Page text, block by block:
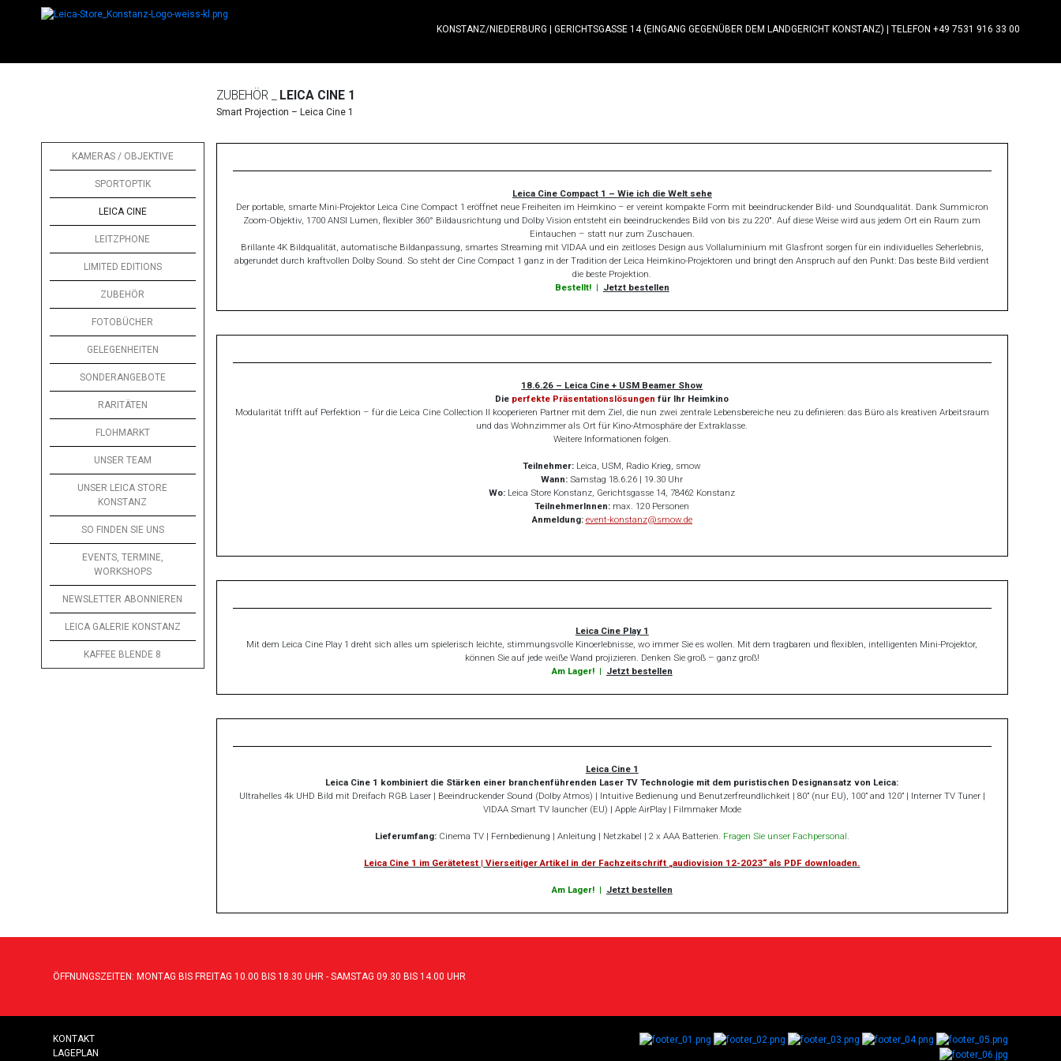
KONSTANZ/NIEDERBURG GERICHTSGASSE 14 (EINGANG GEGENÜBER DEM LANDGERICHT KONSTANZ) TELEFON +49 7531 916 33 00
KAMERAS / OBJEKTIVE
SPORTOPTIK
LEICA CINE
LEITZPHONE
LIMITED EDITIONS
ZUBEHÖR
FOTOBÜCHER
GELEGENHEITEN
SONDERANGEBOTE
RARITÄTEN
FLOHMARKT
UNSER TEAM
UNSER LEICA STORE
KONSTANZ
SO FINDEN SIE UNS
EVENTS, TERMINE,
WORKSHOPS
NEWSLETTER ABONNIEREN
LEICA GALERIE KONSTANZ
KAFFEE BLENDE 8
ZUBEHÖR _ LEICA CINE 1
Smart Projection – Leica Cine 1
Leica Cine Compact 1 – Wie ich die Welt sehe
Der portable, smarte Mini-Projektor Leica Cine Compact 1 eröffnet neue Freiheiten im Heimkino – er vereint kompakte Form mit beeindruckender Bild- und Soundqualität. Dank Summicron
Zoom-Objektiv, 1700 ANSI Lumen, flexibler 360° Bildausrichtung und Dolby Vision entsteht ein beeindruckendes Bild von bis zu 220″. Auf diese Weise wird aus jedem Ort ein Raum zum
Eintauchen – statt nur zum Zuschauen.
Brillante 4K Bildqualität, automatische Bildanpassung, smartes Streaming mit VIDAA und ein zeitloses Design aus Vollaluminium mit Glasfront sorgen für ein individuelles Seherlebnis,
abgerundet durch kraftvollen Dolby Sound. So steht der Cine Compact 1 ganz in der Tradition der Leica Heimkino-Projektoren und bringt den Anspruch auf den Punkt: Das beste Bild verdient
die beste Projektion.
Bestellt! | Jetzt bestellen
18.6.26 – Leica Cine + USM Beamer Show
Die perfekte Präsentationslösungen für Ihr Heimkino
Modu­larität trifft auf Perfek­tion – für die Leica Cine Collec­tion II kooperieren Partner mit dem Ziel, die nun zwei zentrale Lebens­bereiche neu zu definieren: das Büro als kreativen Arbeits­raum
und das Wohn­zimmer als Ort für Kino-At­mosphäre der Extra­klasse.
Weitere Informationen folgen.
Teilnehmer: Leica, USM, Radio Krieg, smow
Wann: Samstag 18.6.26 | 19.30 Uhr
Wo: Leica Store Konstanz, Gerichtsgasse 14, 78462 Konstanz
TeilnehmerInnen: max. 120 Personen
Anmeldung: event-konstanz@smow.de
Leica Cine Play 1
Mit dem Leica Cine Play 1 dreht sich alles um spielerisch leichte, stimmungsvolle Kinoerlebnisse, wo immer Sie es wollen. Mit dem tragbaren und flexiblen, intelligenten Mini-Projektor,
können Sie auf jede weiße Wand projizieren. Denken Sie groß – ganz groß!
Am Lager! | Jetzt bestellen
Leica Cine 1
Leica Cine 1 kombiniert die Stärken einer branchenführenden Laser TV Technologie mit dem puristischen Designansatz von Leica:
Ultrahelles 4k UHD Bild mit Dreifach RGB Laser | Beeindruckender Sound (Dolby Atmos) | Intuitive Bedienung und Benutzerfreundlichkeit | 80” (nur EU), 100” and 120” | Interner TV Tuner |
VIDAA Smart TV launcher (EU) | Apple AirPlay | Filmmaker Mode
Lieferumfang:Cinema TV | Fernbedienung | Anleitung | Netzkabel | 2 x AAA Batterien. Fragen Sie unser Fachpersonal.
Leica Cine 1 im Gerätetest | Vierseitiger Artikel in der Fachzeitschrift „audiovision 12-2023“ als PDF downloaden.
Am Lager! | Jetzt bestellen
ÖFFNUNGSZEITEN: MONTAG BIS FREITAG 10.00 BIS 18.30 UHR - SAMSTAG 09.30 BIS 14.00 UHR
KONTAKT
LAGEPLAN